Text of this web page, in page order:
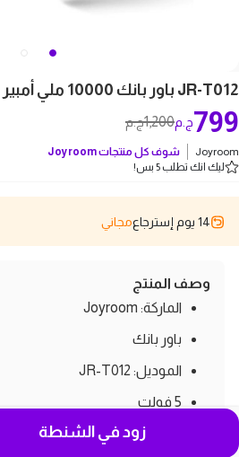
JR-T012 باور بانك 10000 ملي أمبير - ابيض
1,200ج.م 799ج.م
Joyroom شوف كل منتجاتJoyroom
ليك انك تطلب 5 بس!
14 يوم إسترجاع مجاني
وصف المنتج
الماركة: Joyroom
باور بانك
الموديل: JR-T012
5 فولت
10000 ملي أمبيرزود في الشنطة